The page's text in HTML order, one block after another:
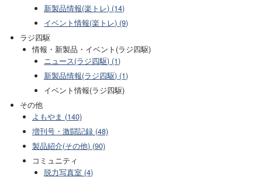
新製品情報(楽トレ) (14)
イベント情報(楽トレ) (9)
ラジ四駆
情報・新製品・イベント(ラジ四駆)
ニュース(ラジ四駆) (1)
新製品情報(ラジ四駆) (1)
イベント情報(ラジ四駆)
その他
よもやま (140)
増刊号・激闘記録 (48)
製品紹介(その他) (90)
コミュニティ
脱力写真室 (4)